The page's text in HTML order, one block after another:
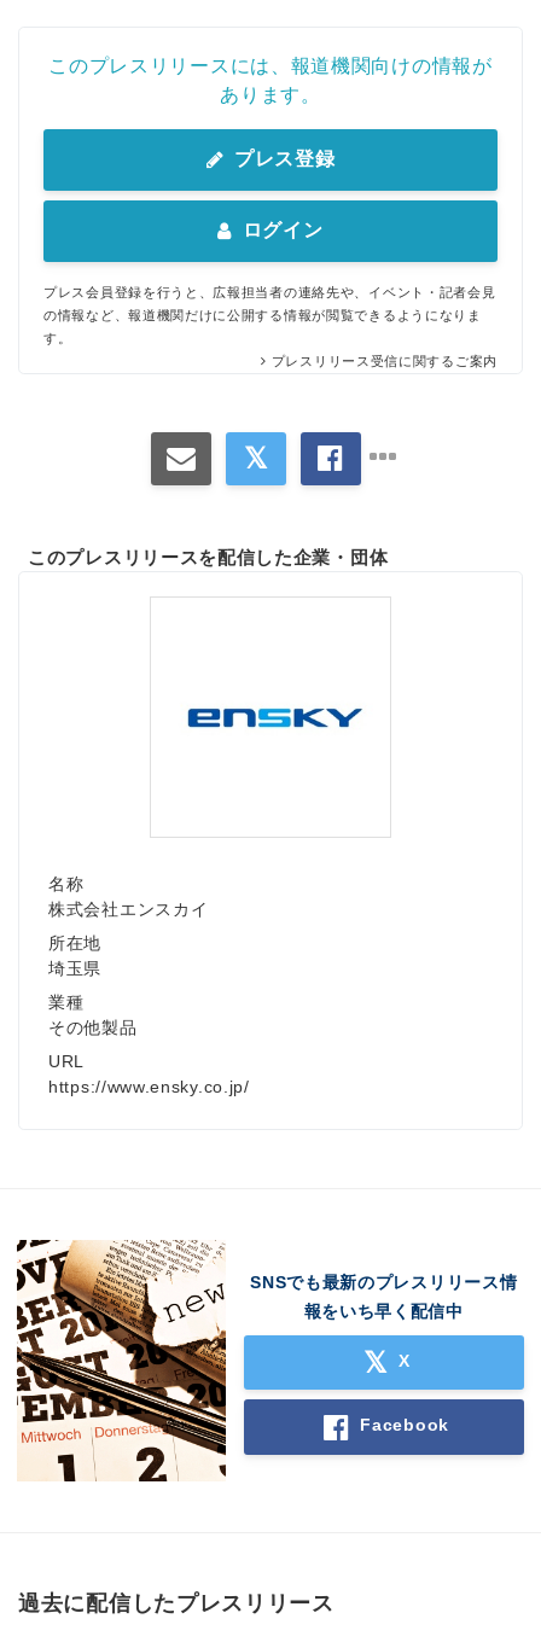
このプレスリリースには、報道機関向けの情報が
あります。
プレス登録
ログイン
プレス会員登録を行うと、広報担当者の連絡先や、イベント・記者会見
の情報など、報道機関だけに公開する情報が閲覧できるようになりま
す。
プレスリリース受信に関するご案内
このプレスリリースを配信した企業・団体
名称
株式会社エンスカイ
所在地
埼玉県
業種
その他製品
URL
https://www.ensky.co.jp/
SNSでも最新のプレスリリース情
報をいち早く配信中
X
Facebook
過去に配信したプレスリリース